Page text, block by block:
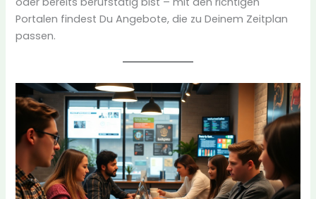
Portalen findest Du Angebote, die zu Deinem Zeitplan
passen.